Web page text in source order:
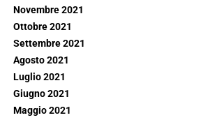
Novembre 2021
Ottobre 2021
Settembre 2021
Agosto 2021
Luglio 2021
Giugno 2021
Maggio 2021